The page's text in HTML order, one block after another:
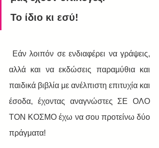
Το ίδιο κι εσύ!
αλλά και να εκδώσεις παραμύθια και
παιδικά βιβλία με ανέλπιστη επιτυχία και
έσοδα, έχοντας αναγνώστες ΣΕ ΟΛΟ
ΤΟΝ ΚΟΣΜΟ έχω να σου προτείνω δύο
πράγματα!